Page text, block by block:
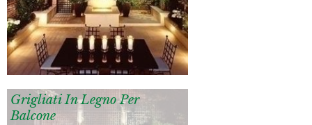
Grigliati In Legno Per
Balcone